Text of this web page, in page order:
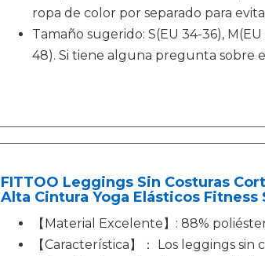
ropa de color por separado para
Tamaño sugerido: S(EU 34-36),
48). Si tiene alguna pregunta sobre
FITTOO Leggings Sin Costuras
Alta Cintura Yoga Elásticos Fitness
【Material Excelente】: 88%
【Característica】： Los leggings